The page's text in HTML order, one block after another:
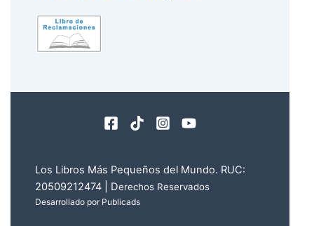
Los Libros Más Pequeños del Mundo. RUC:
20509212474 | Derechos Reservados
Desarrollado por Publicads